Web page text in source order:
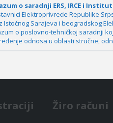
o saradnji ERS, IRCE i
Elektroprivrede Republike
Istočnog Sarajeva i beogradskog
o poslovno-tehničkoj saradnji
odnosa u oblasti stručne,
Žiro računi